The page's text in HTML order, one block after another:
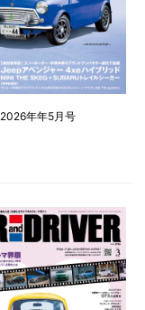
2026年年5月号